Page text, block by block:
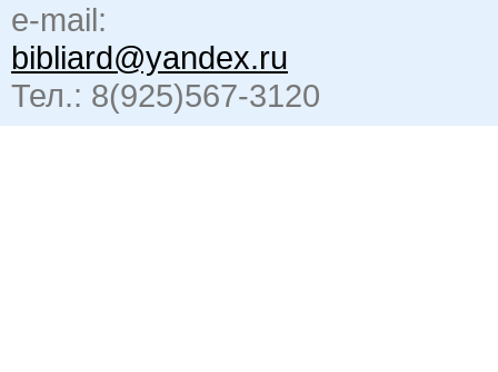
e-mail:
bibliard@yandex.ru
Тел.: 8(925)567-3120